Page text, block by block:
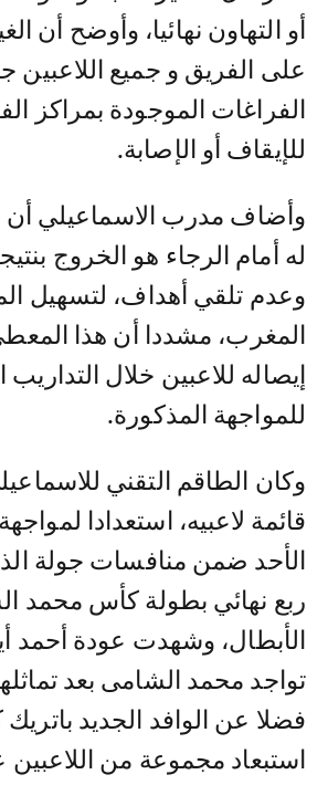
أو التهاون نهائيا، وأوضح أن
على الفريق و جميع اللاعبين
الفراغات الموجودة بمراكز
للإيقاف أو الإصابة.
وأضاف مدرب الاسماعيلي أن
له أمام الرجاء هو الخروج
وعدم تلقي أهداف، لتسهيل
المغرب، مشددا أن هذا
إيصاله للاعبين خلال التداريب
للمواجهة المذكورة.
وكان الطاقم التقني
قائمة لاعبيه، استعدادا
الأحد ضمن منافسات جولة
ربع نهائي بطولة كأس محمد
الأبطال، وشهدت عودة أحمد
تواجد محمد الشامى بعد
فضلا عن الوافد الجديد باتريك
استبعاد مجموعة من